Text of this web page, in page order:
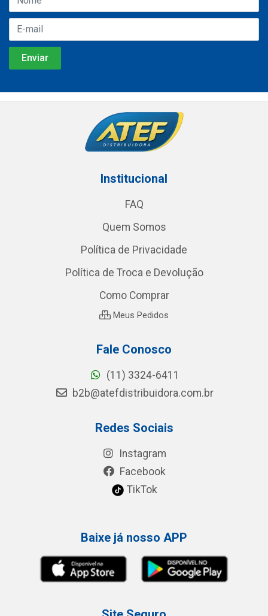
Institucional
FAQ
Quem Somos
Política de Privacidade
Política de Troca e Devolução
Como Comprar
Meus Pedidos
Fale Conosco
(11) 3324-6411
b2b@atefdistribuidora.com.br
Redes Sociais
Instagram
Facebook
TikTok
Baixe já nosso APP